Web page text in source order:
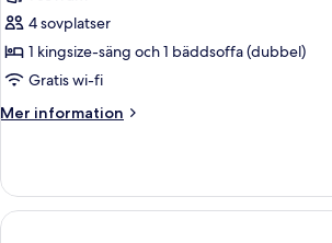
säng
för
Studiosvit
Junior
-
1
säng
med
bäddsoffa
4 sovplatser
1 kingsize-säng och 1 bäddsoffa (dubbel)
Gratis wi-fi
Mer information
Mer
Junior
1